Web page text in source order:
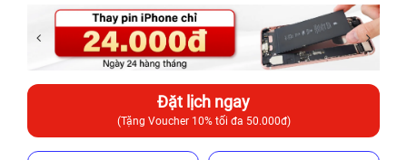
Đặt lịch ngay
(Tặng Voucher 10% tối đa 50.000đ)